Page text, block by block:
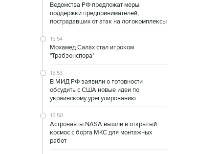
Ведомства РФ предложат меры
поддержки предпринимателей,
пострадавших от атак на логокомплексы
15:54
Мохамед Салах стал игроком
"Трабзонспора"
15:53
В МИД РФ заявили о готовности
обсудить с США новые идеи по
украинскому урегулированию
15:50
Астронавты NASA вышли в открытый
космос с борта МКС для монтажных
работ